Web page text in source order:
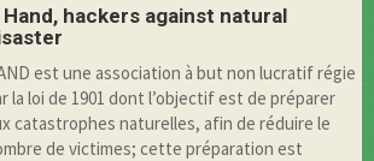
Hand, hackers against natural
est une association à but non lucratif régie
la loi de 1901 dont l’objectif est de préparer
catastrophes naturelles, afin de réduire le
de victimes; cette préparation est